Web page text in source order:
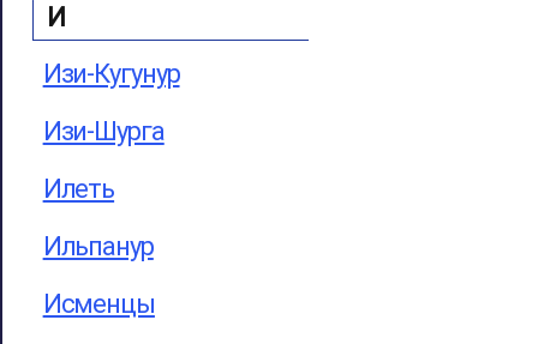
И
Изи-Кугунур
Изи-Шурга
Илеть
Ильпанур
Исменцы